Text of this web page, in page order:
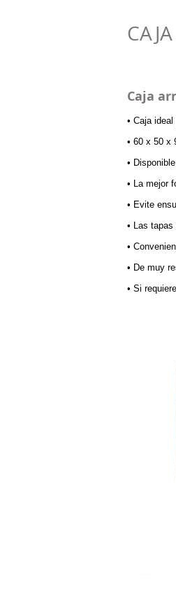
Caja
• Caja
• 60 x 50 x
•
• La mejor
• Evite
• Las
•
• De muy
• Si